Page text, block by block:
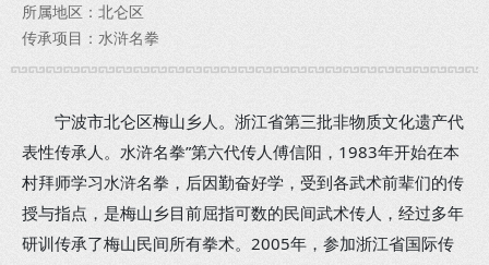
所属地区：北仑区
传承项目：水浒名拳
宁波市北仑区梅山乡人。浙江省第三批非物质文化遗产代
表性传承人。水浒名拳”第六代传人傅信阳，1983年开始在本
村拜师学习水浒名拳，后因勤奋好学，受到各武术前辈们的传
授与指点，是梅山乡目前屈指可数的民间武术传人，经过多年
研训传承了梅山民间所有拳术。2005年，参加浙江省国际传